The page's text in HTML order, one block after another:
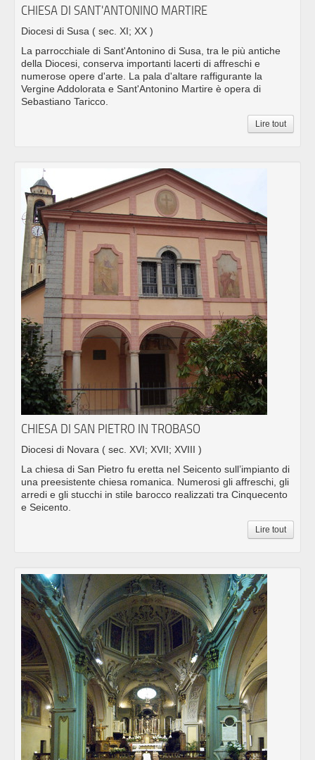
CHIESA DI SANT'ANTONINO MARTIRE
Diocesi di Susa ( sec. XI; XX )
La parrocchiale di Sant'Antonino di Susa, tra le più antiche
della Diocesi, conserva importanti lacerti di affreschi e
numerose opere d'arte. La pala d'altare raffigurante la
Vergine Addolorata e Sant'Antonino Martire è opera di
Sebastiano Taricco.
Lire tout
CHIESA DI SAN PIETRO IN TROBASO
Diocesi di Novara ( sec. XVI; XVII; XVIII )
La chiesa di San Pietro fu eretta nel Seicento sull’impianto di
una preesistente chiesa romanica. Numerosi gli affreschi, gli
arredi e gli stucchi in stile barocco realizzati tra Cinquecento
e Seicento.
Lire tout